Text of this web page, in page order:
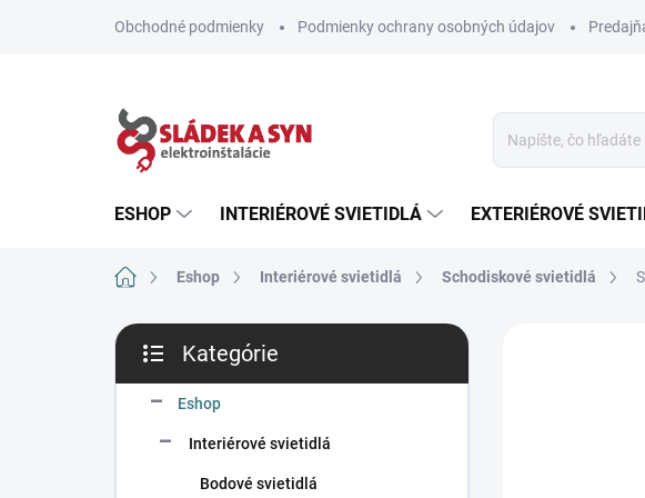
Obchodné podmienky Podmienky ochrany osobných údajov
ESHOP INTERIÉROVÉ SVIETIDLÁ EXTERIÉROVÉ
DomovEshop Interiérové svietidlá Schodiskové svietidlá
B
č
kategórie
Kategórie
Eshop
Interiérové svietidlá
Bodové svietidlá